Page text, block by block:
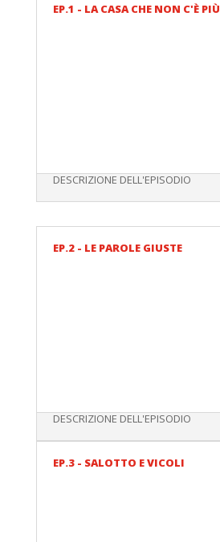
EP.1 - LA CASA CHE NON C'È PIÙ
DESCRIZIONE DELL'EPISODIO
EP.2 - LE PAROLE GIUSTE
DESCRIZIONE DELL'EPISODIO
EP.3 - SALOTTO E VICOLI